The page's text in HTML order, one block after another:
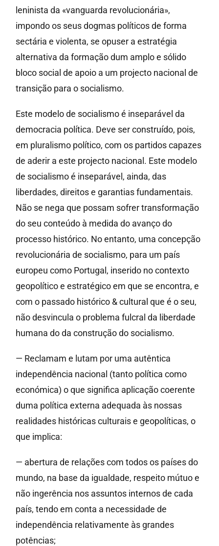
leninista da «vanguarda revolucionária»,
impondo os seus dogmas políticos de forma
sectária e violenta, se opuser a estratégia
alternativa da formação dum amplo e sólido
bloco social de apoio a um projecto nacional de
transição para o socialismo.
Este modelo de socialismo é inseparável da
democracia política. Deve ser construído, pois,
em pluralismo político, com os partidos capazes
de aderir a este projecto nacional. Este modelo
de socialismo é inseparável, ainda, das
liberdades, direitos e garantias fundamentais.
Não se nega que possam sofrer transformação
do seu conteúdo à medida do avanço do
processo histórico. No entanto, uma concepção
revolucionária de socialismo, para um país
europeu como Portugal, inserido no contexto
geopolítico e estratégico em que se encontra, e
com o passado histórico & cultural que é o seu,
não desvincula o problema fulcral da liberdade
humana do da construção do socialismo.
— Reclamam e lutam por uma autêntica
independência nacional (tanto política como
económica) o que significa aplicação coerente
duma política externa adequada às nossas
realidades históricas culturais e geopolíticas, o
que implica:
— abertura de relações com todos os países do
mundo, na base da igualdade, respeito mútuo e
não ingerência nos assuntos internos de cada
país, tendo em conta a necessidade de
independência relativamente às grandes
potências;